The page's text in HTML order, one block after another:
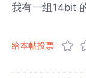
我有一组14bit
给本帖投票